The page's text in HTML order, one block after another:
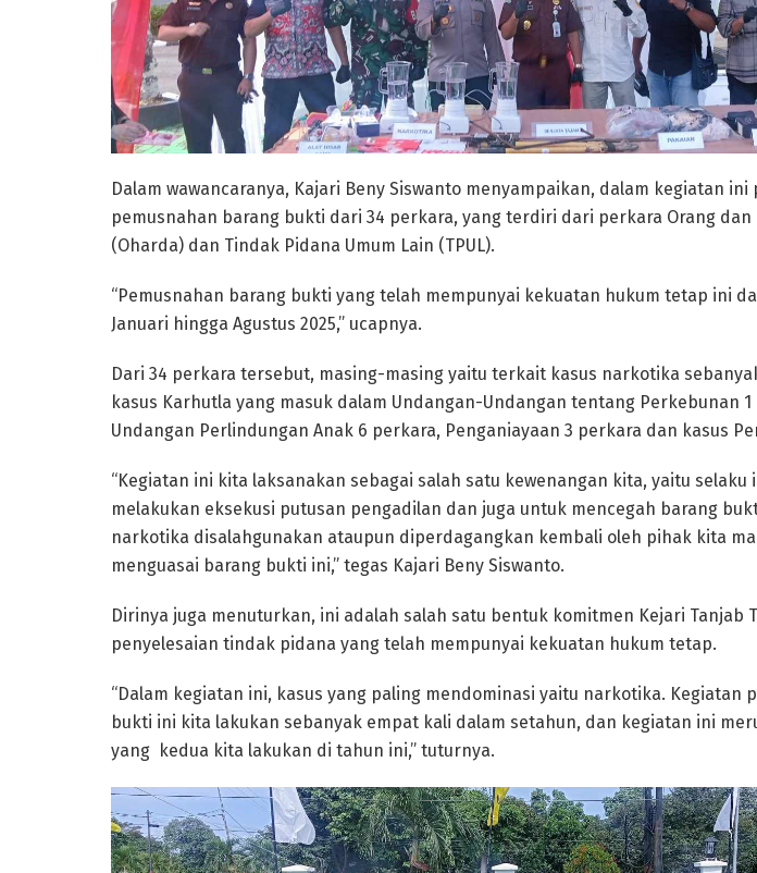
Dalam wawancaranya, Kajari Beny Siswanto menyampaikan, dalam kegiatan
pemusnahan barang bukti dari 34 perkara, yang terdiri dari perkara Orang dan
(Oharda) dan Tindak Pidana Umum Lain (TPUL).
“Pemusnahan barang bukti yang telah mempunyai kekuatan hukum tetap ini
Januari hingga Agustus 2025,” ucapnya.
Dari 34 perkara tersebut, masing-masing yaitu terkait kasus narkotika
kasus Karhutla yang masuk dalam Undangan-Undangan tentang Perkebunan
Undangan Perlindungan Anak 6 perkara, Penganiayaan 3 perkara dan kasus
“Kegiatan ini kita laksanakan sebagai salah satu kewenangan kita, yaitu selaku
melakukan eksekusi putusan pengadilan dan juga untuk mencegah barang
narkotika disalahgunakan ataupun diperdagangkan kembali oleh pihak kita
menguasai barang bukti ini,” tegas Kajari Beny Siswanto.
Dirinya juga menuturkan, ini adalah salah satu bentuk komitmen Kejari Tanjab
penyelesaian tindak pidana yang telah mempunyai kekuatan hukum tetap.
“Dalam kegiatan ini, kasus yang paling mendominasi yaitu narkotika. Kegiatan
bukti ini kita lakukan sebanyak empat kali dalam setahun, dan kegiatan ini
yang kedua kita lakukan di tahun ini,” tuturnya.